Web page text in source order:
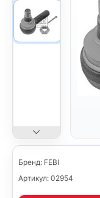
Бренд: FEBI
Артикул: 02954